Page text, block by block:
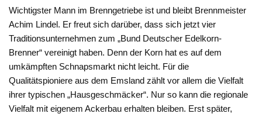
Wichtigster Mann im Brenngetriebe ist und bleibt Brennmeister
Achim Lindel. Er freut sich darüber, dass sich jetzt vier
Traditionsunternehmen zum „Bund Deutscher Edelkorn-
Brenner“ vereinigt haben. Denn der Korn hat es auf dem
umkämpften Schnapsmarkt nicht leicht. Für die
Qualitätspioniere aus dem Emsland zählt vor allem die Vielfalt
ihrer typischen „Hausgeschmäcker“. Nur so kann die regionale
Vielfalt mit eigenem Ackerbau erhalten bleiben. Erst später,